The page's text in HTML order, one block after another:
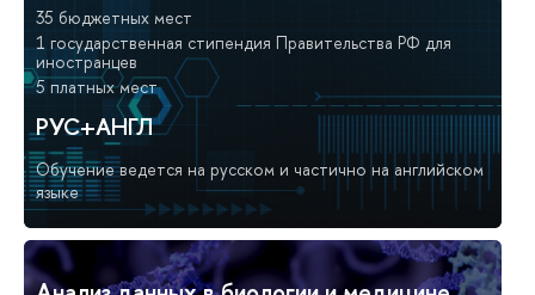
35 бюджетных мест
1 государственная стипендия Правительства РФ для
иностранцев
5 платных мест
РУС+АНГЛ
Обучение ведется на русском и частично на английском
языке